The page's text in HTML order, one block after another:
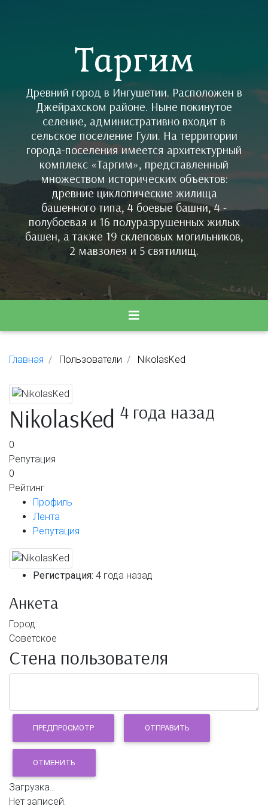
Таргим
Древний город в Ингушетии. Расположен в
Джейрахском районе. Ныне покинутое
селение, административно входит в
сельское поселение Гули. На территории
города-поселения имеется архитектурный
комплекс «Таргим», представленный
множеством исторических объектов:
древние циклопические жилища
башенного типа, 4 боевые башни, 4 -
полубоевая и 16 полуразрушенных жилых
башен, а также 19 склеповых могильников,
2 мавзолея и 5 cвятилищ.
Главная Пользователи NikolasKed
NikolasKed 4 года назад
0
Репутация
0
Рейтинг
Профиль
Лента
Репутация
Регистрация: 4 года назад
Анкета
Город:
Советское
Стена пользователя
Загрузка...
Нет записей.